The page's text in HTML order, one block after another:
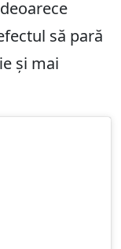
să pară
și mai